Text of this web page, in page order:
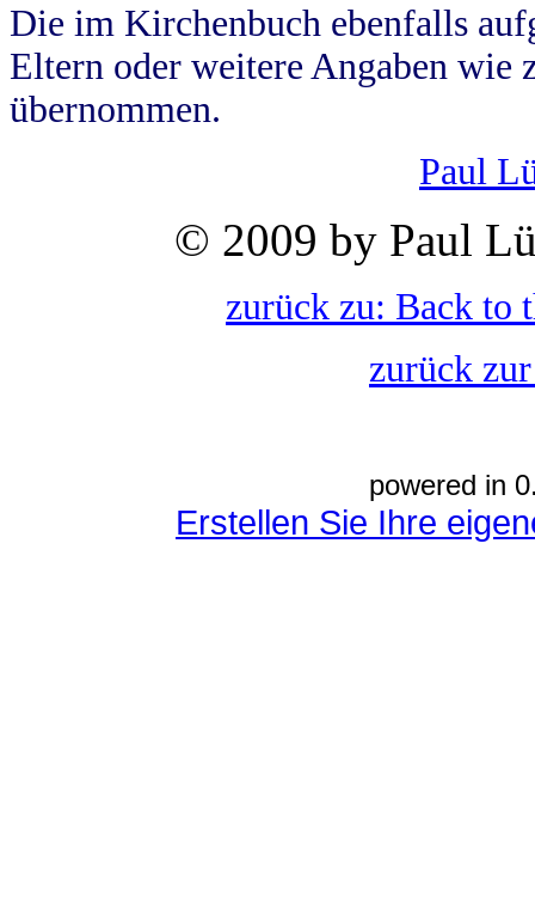
Die im Kirchenbuch ebenfalls
Eltern oder weitere Angaben wie
übernommen.
Paul
© 2009 by Paul
zurück zu: Back to
zurück
powered in
Erstellen Sie Ihre